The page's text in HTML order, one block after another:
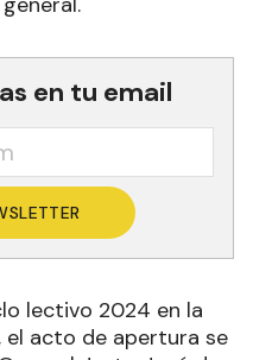
en tu email
lectivo 2024 en la
el acto de apertura se